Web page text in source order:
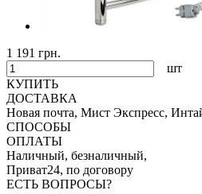
1 191 грн.
шт
КУПИТЬ
ДОСТАВКА
Новая почта, Мист Экспресс,
СПОСОБЫ
ОПЛАТЫ
Наличный, безналичный,
Приват24, по договору
ЕСТЬ ВОПРОСЫ?